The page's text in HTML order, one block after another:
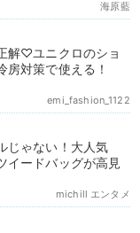
海原藍
解♡ユニクロのショ
房対策で使える！
emi_fashion_1122
じゃない！大人気
イードバッグが高見
michill エンタメ